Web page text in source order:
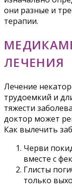
они разные и
терапии.
ЛЕЧЕНИЯ
Лечение
трудоемкий и
тяжести
доктор может
Как вылечить
Черви
вместе с
Глисты
только